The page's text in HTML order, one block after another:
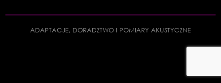
ADAPTACJE, DORADZTWO I POMIARY AKUSTYCZNE